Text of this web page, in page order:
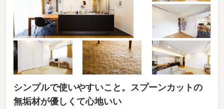
シンプルで使いやすいこと。スプーンカットの
無垢材が優しくて心地いい